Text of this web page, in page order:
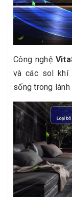
Công nghệ
và các sol khí
sống trong lành